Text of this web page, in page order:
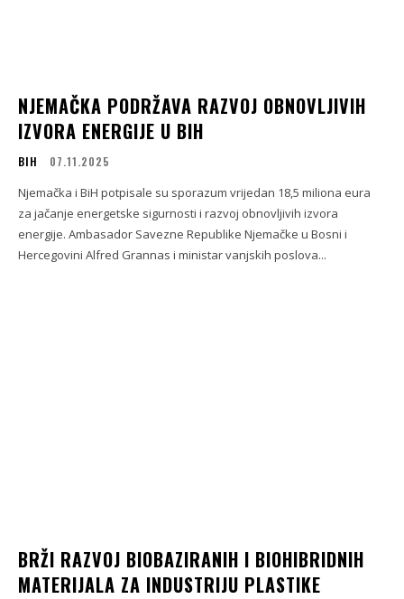
NJEMAČKA PODRŽAVA RAZVOJ OBNOVLJIVIH
IZVORA ENERGIJE U BIH
BIH 07.11.2025
Njemačka i BiH potpisale su sporazum vrijedan 18,5 miliona eura
za jačanje energetske sigurnosti i razvoj obnovljivih izvora
energije. Ambasador Savezne Republike Njemačke u Bosni i
Hercegovini Alfred Grannas i ministar vanjskih poslova...
BRŽI RAZVOJ BIOBAZIRANIH I BIOHIBRIDNIH
MATERIJALA ZA INDUSTRIJU PLASTIKE